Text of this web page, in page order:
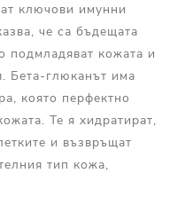
ключови имунни
че са бъдещата
подмладяват кожата и
Бета-глюканът има
която перфектно
Те я хидратират,
и възвръщат
тип кожа,